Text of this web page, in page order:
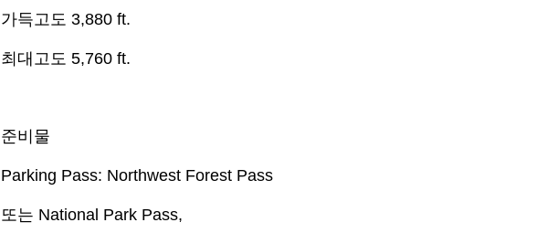
가득고도 3,880 ft.
최대고도 5,760 ft.
준비물
Parking Pass: Northwest Forest Pass
또는 National Park Pass,